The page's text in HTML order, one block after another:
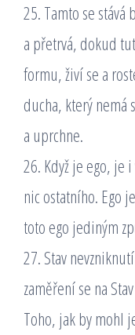
25. Tamto se
a přetrvá, dokud
formu, živí se a
ducha, který
a uprchne.
26. Když je ego, je
nic ostatního. Ego
toto ego jediným
27. Stav
zaměření se na
Toho, jak by mohl